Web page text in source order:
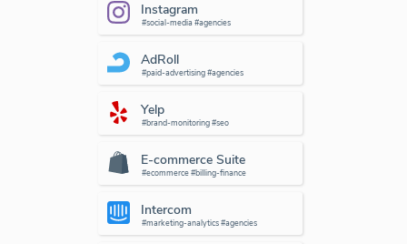
Instagram
#social-media #agencies
AdRoll
#paid-advertising #agencies
Yelp
#brand-monitoring #seo
E-commerce Suite
#ecommerce #billing-finance
Intercom
#marketing-analytics #agencies